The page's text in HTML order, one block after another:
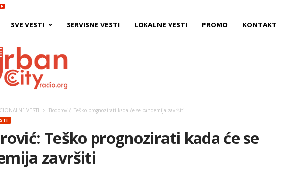
SVE VESTI SERVISNE VESTI LOKALNE VESTI PROMO KONTAKT
VESTI Tiodorović: Teško prognozirati kada će se pandemija završiti
Teško prognozirati kada će se
završiti